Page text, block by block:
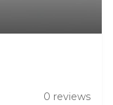
0 reviews